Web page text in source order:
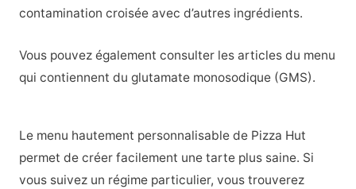
contamination croisée avec d’autres ingrédients.
Vous pouvez également consulter les articles du menu
qui contiennent du glutamate monosodique (GMS).
Le menu hautement personnalisable de Pizza Hut
permet de créer facilement une tarte plus saine. Si
vous suivez un régime particulier, vous trouverez